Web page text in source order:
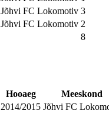
Jõhvi FC Lokomotiv 3
Jõhvi FC Lokomotiv 2
8
Hooaeg Meeskond
2014/2015 Jõhvi FC